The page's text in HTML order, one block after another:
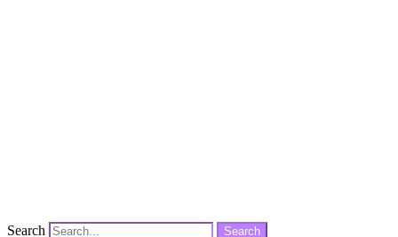
Search Search